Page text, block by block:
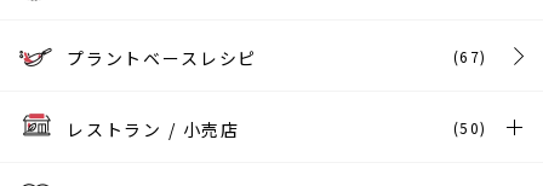
プラントベースレシピ (67)
レストラン / 小売店 (50)